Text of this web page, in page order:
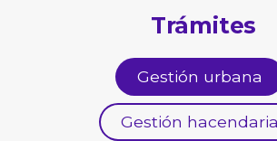
Trámites
Gestión urbana
Gestión hacendaria